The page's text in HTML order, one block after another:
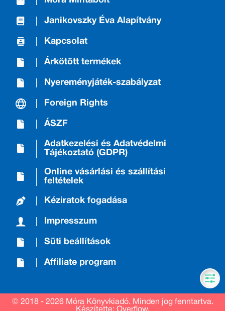
Janikovszky Éva Alapítvány
Kapcsolat
Árkötött termékek
Nyereményjáték-szabályzat
Foreign Rights
ÁSZF
Adatkezelési és Adatvédelmi
Tájékoztató (GDPR)
Online vásárlási és szállítási
feltételek
Kéziratok fogadása
Impresszum
Süti beállítások
Affiliate program
© 2018 - 2026 Móra Könyvkiadó. Minden jog fenntartva.
Készítette: Overflow.